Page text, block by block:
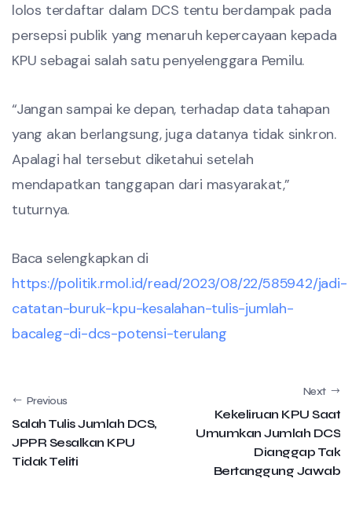
lolos terdaftar dalam DCS tentu berdampak pada
persepsi publik yang menaruh kepercayaan kepada
KPU sebagai salah satu penyelenggara Pemilu.
“Jangan sampai ke depan, terhadap data tahapan
yang akan berlangsung, juga datanya tidak sinkron.
Apalagi hal tersebut diketahui setelah
mendapatkan tanggapan dari masyarakat,”
tuturnya.
Baca selengkapkan di
https://politik.rmol.id/read/2023/08/22/585942/jadi-
catatan-buruk-kpu-kesalahan-tulis-jumlah-
bacaleg-di-dcs-potensi-terulang
Previous
Salah Tulis Jumlah DCS,
JPPR Sesalkan KPU
Tidak Teliti
Next
Kekeliruan KPU Saat
Umumkan Jumlah DCS
Dianggap Tak
Bertanggung Jawab